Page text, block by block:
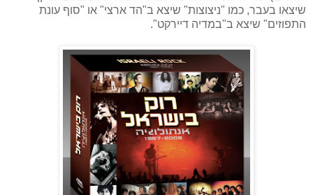
שיצאו בעבר, כמו "ניצוצות" שיצא ב"הד ארצי" או "סוף עונת
התפוזים" שיצא ב"במדיה דיירקט".